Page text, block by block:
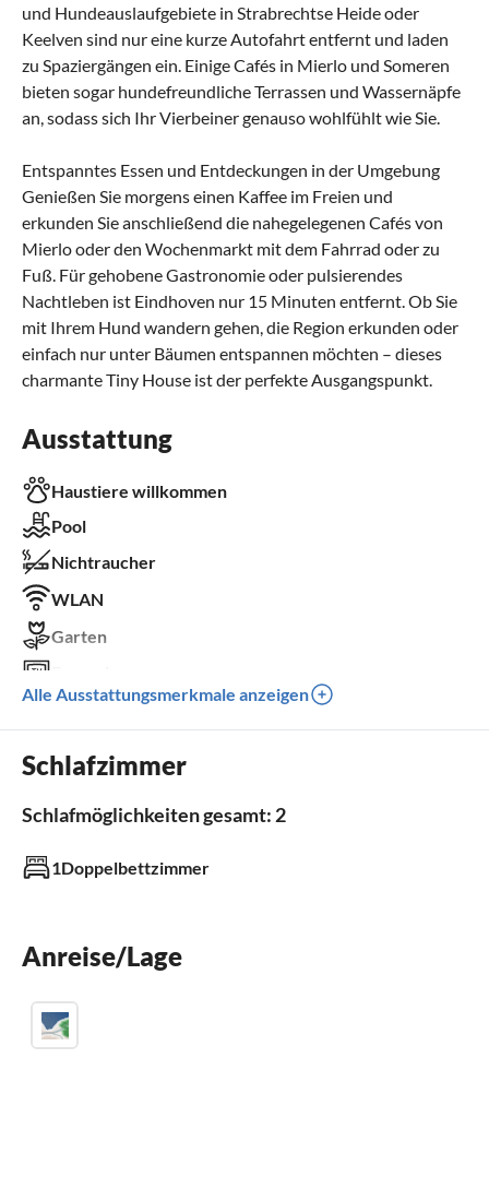
und Hundeauslaufgebiete in Strabrechtse Heide oder
Keelven sind nur eine kurze Autofahrt entfernt und laden
zu Spaziergängen ein. Einige Cafés in Mierlo und Someren
bieten sogar hundefreundliche Terrassen und Wassernäpfe
an, sodass sich Ihr Vierbeiner genauso wohlfühlt wie Sie.
Entspanntes Essen und Entdeckungen in der Umgebung
Genießen Sie morgens einen Kaffee im Freien und
erkunden Sie anschließend die nahegelegenen Cafés von
Mierlo oder den Wochenmarkt mit dem Fahrrad oder zu
Fuß. Für gehobene Gastronomie oder pulsierendes
Nachtleben ist Eindhoven nur 15 Minuten entfernt. Ob Sie
mit Ihrem Hund wandern gehen, die Region erkunden oder
einfach nur unter Bäumen entspannen möchten – dieses
charmante Tiny House ist der perfekte Ausgangspunkt.
Ausstattung
Haustiere willkommen
Pool
Nichtraucher
WLAN
Garten
Terrasse
Klimaanlage
Tischtennisplatte
Badezimmer
Alle Ausstattungsmerkmale anzeigen
Schlafzimmer
Schlafmöglichkeiten gesamt: 2
1Doppelbettzimmer
Anreise/Lage